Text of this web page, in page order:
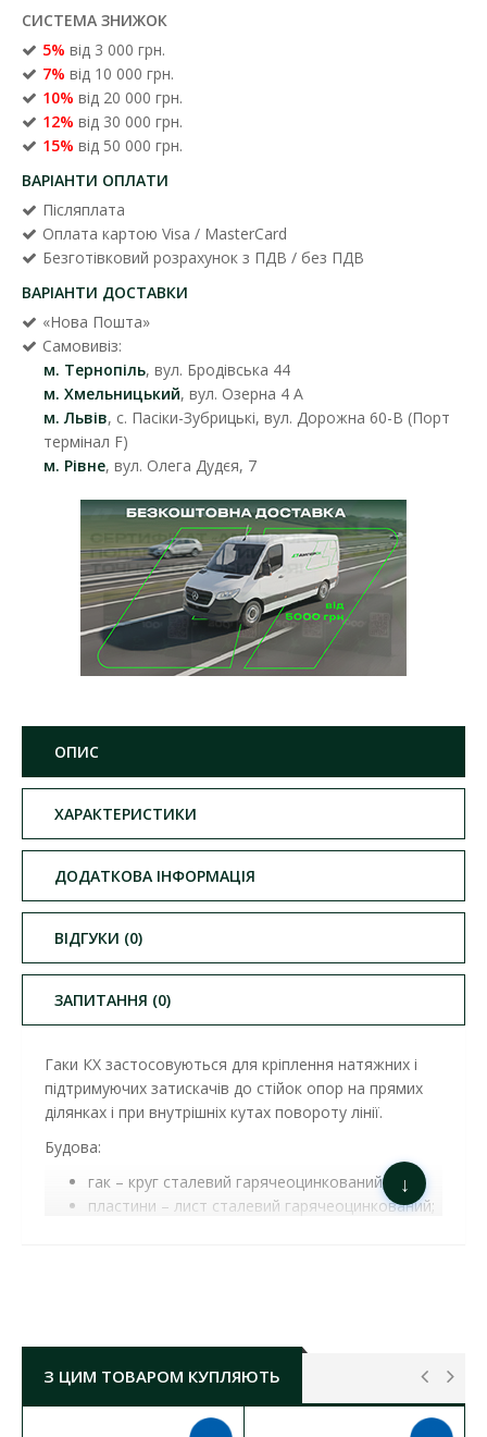
СИСТЕМА ЗНИЖОК
5% від 3 000 грн.
7% від 10 000 грн.
10% від 20 000 грн.
12% від 30 000 грн.
15% від 50 000 грн.
ВАРІАНТИ ОПЛАТИ
Післяплата
Оплата картою Visa / MasterCard
Безготівковий розрахунок з ПДВ / без ПДВ
ВАРІАНТИ ДОСТАВКИ
«Нова Пошта»
Самовивіз:
м. Тернопіль, вул. Бродівська 44
м. Хмельницький, вул. Озерна 4 А
м. Львів, с. Пасіки-Зубрицькі, вул. Дорожна 60-В (Порт
термінал F)
м. Рівне, вул. Олега Дудєя, 7
ОПИС
ХАРАКТЕРИСТИКИ
ДОДАТКОВА ІНФОРМАЦІЯ
ВІДГУКИ (0)
ЗАПИТАННЯ (0)
Гаки КХ застосовуються для кріплення натяжних і
підтримуючих затискачів до стійок опор на прямих
ділянках і при внутрішніх кутах повороту лінії.
Будова:
гак – круг сталевий гарячеоцинкований;
пластини – лист сталевий гарячеоцинкований;
мінімальне руйнівне навантаження:
Fy 5,0кН
висота: 250 мм
400 мм
↓
З ЦИМ ТОВАРОМ КУПЛЯЮТЬ